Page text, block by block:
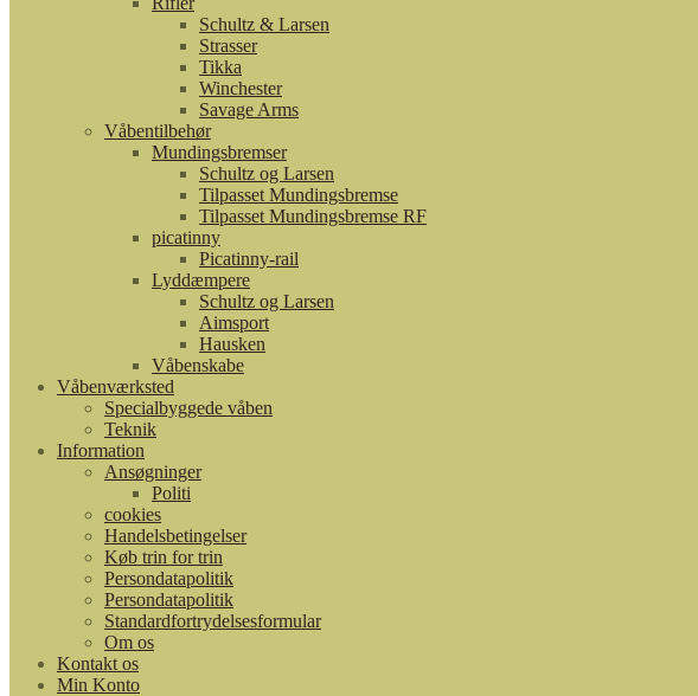
Schultz & Larsen
Strasser
Tikka
Winchester
Savage Arms
Våbentilbehør
Mundingsbremser
Schultz og Larsen
Tilpasset Mundingsbremse
Tilpasset Mundingsbremse RF
picatinny
Picatinny-rail
Lyddæmpere
Schultz og Larsen
Aimsport
Hausken
Våbenskabe
Våbenværksted
Specialbyggede våben
Teknik
Information
Ansøgninger
Politi
cookies
Handelsbetingelser
Køb trin for trin
Persondatapolitik
Persondatapolitik
Standardfortrydelsesformular
Om os
Kontakt os
Min Konto